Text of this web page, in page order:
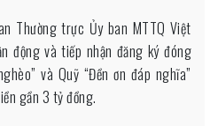
Thường trực Ủy ban MTTQ Việt
động và tiếp nhận đăng ký đóng
và Quỹ “Đền ơn đáp nghĩa”
gần 3 tỷ đồng.